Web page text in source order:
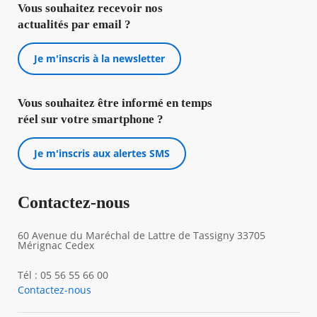
Vous souhaitez recevoir nos
actualités par email ?
Je m'inscris à la newsletter
Vous souhaitez être informé en temps
réel sur votre smartphone ?
Je m'inscris aux alertes SMS
Contactez-nous
60 Avenue du Maréchal de Lattre de Tassigny 33705
Mérignac Cedex
Tél : 05 56 55 66 00
Contactez-nous